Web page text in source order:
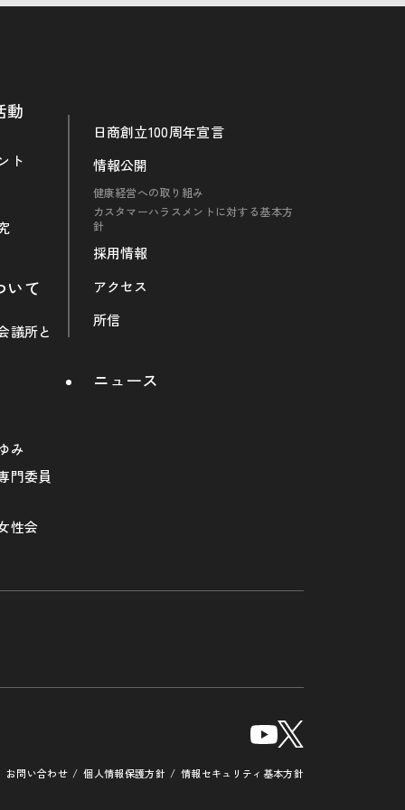
動
ト
いて
議所と
み
門委員
性会
日商創立100周年宣言
情報公開
健康経営への取り組み
カスタマーハラスメントに対する基本方
針
採用情報
アクセス
所信
ニュース
お問い合わせ 個人情報保護方針 情報セキュリティ基本方針